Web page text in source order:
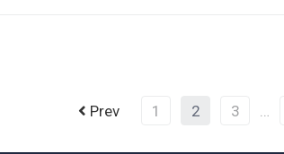
Prev 1 2 3 …